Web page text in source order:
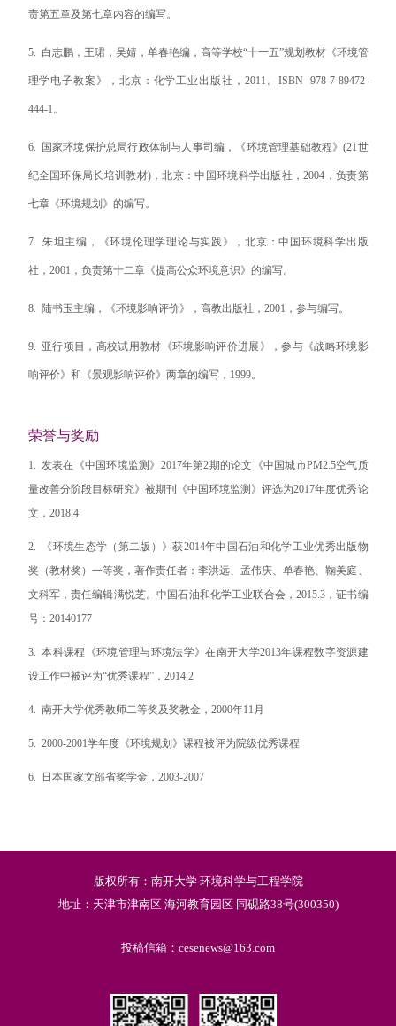
责第五章及第七章内容的编写。
5. 白志鹏，王珺，吴婧，单春艳编，高等学校“十一五”规划教材《环境管
理学电子教案》，北京：化学工业出版社， 2011 。 ISBN978-7-89472-
444-1 。
6. 国家环境保护总局行政体制与人事司编，《环境管理基础教程》(21 世
纪全国环保局长培训教材)，北京：中国环境科学出版社，2004 ，负责第
七章《环境规划》的编写。
7. 朱坦主编，《环境伦理学理论与实践》，北京：中国环境科学出版
社， 2001 ，负责第十二章《提高公众环境意识》的编写。
8. 陆书玉主编，《环境影响评价》，高教出版社， 2001 ，参与编写。
9. 亚行项目，高校试用教材《环境影响评价进展》，参与《战略环境影
响评价》和《景观影响评价》两章的编写， 1999。
荣誉与奖励
1. 发表在《中国环境监测》 2017年第2期的论文《中国城市PM2.5空气质
量改善分阶段目标研究》被期刊《中国环境监测》评选为2017年度优秀论
文， 2018.4
2. 《环境生态学（第二版）》获2014年中国石油和化学工业优秀出版物
奖（教材奖）一等奖，著作责任者：李洪远、孟伟庆、单春艳、鞠美庭、
文科军，责任编辑满悦芝。中国石油和化学工业联合会， 2015.3，证书编
号： 20140177
3.本科课程《环境管理与环境法学》在南开大学2013年课程数字资源建
设工作中被评为“优秀课程”， 2014.2
4. 南开大学优秀教师二等奖及奖教金， 2000年11 月
5. 2000-2001学年度《环境规划》课程被评为院级优秀课程
6. 日本国家文部省奖学金， 2003-2007
版权所有：南开大学 环境科学与工程学院
地址：天津市津南区 海河教育园区 同砚路38号(300350)
投稿信箱：cesenews@163.com